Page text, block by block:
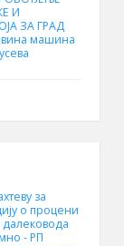
И
ЗА ГРАД
машина
за
о процени
далековода
- РП